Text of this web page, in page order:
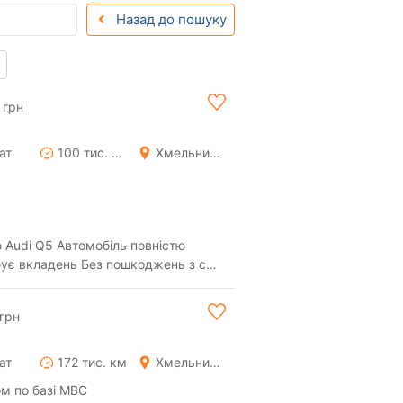
Назад до пошуку
100 тис. км Хмельницький
повністю
вкладень Без пошкоджень з сша
172 тис. км
Хмельницький
по базі МВС